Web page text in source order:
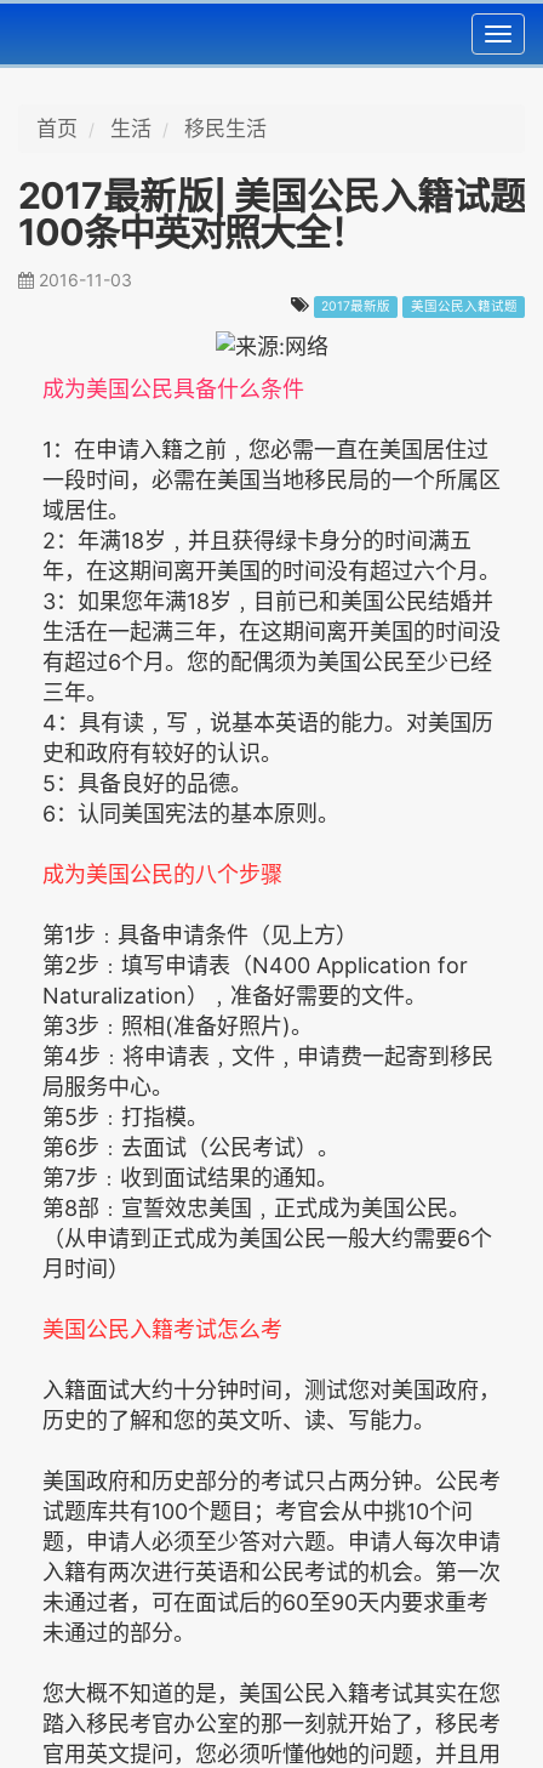
首页 生活 移民生活
2017最新版| 美国公民入籍试题
100条中英对照大全！
2016-11-03
2017最新版 美国公民入籍试题
成为美国公民具备什么条件
1：在申请入籍之前﹐您必需一直在美国居住过
一段时间，必需在美国当地移民局的一个所属区
域居住。
2：年满18岁﹐并且获得绿卡身分的时间满五
年，在这期间离开美国的时间没有超过六个月。
3：如果您年满18岁﹐目前已和美国公民结婚并
生活在一起满三年，在这期间离开美国的时间没
有超过6个月。您的配偶须为美国公民至少已经
三年。
4：具有读﹐写﹐说基本英语的能力。对美国历
史和政府有较好的认识。
5：具备良好的品德。
6：认同美国宪法的基本原则。
成为美国公民的八个步骤
第1步﹕具备申请条件（见上方）
第2步﹕填写申请表（N400 Application for
Naturalization）﹐准备好需要的文件。
第3步﹕照相(准备好照片)。
第4步﹕将申请表﹐文件﹐申请费一起寄到移民
局服务中心。
第5步﹕打指模。
第6步﹕去面试（公民考试）。
第7步﹕收到面试结果的通知。
第8部﹕宣誓效忠美国﹐正式成为美国公民。
（从申请到正式成为美国公民一般大约需要6个
月时间）
美国公民入籍考试怎么考
入籍面试大约十分钟时间，测试您对美国政府，
历史的了解和您的英文听、读、写能力。
美国政府和历史部分的考试只占两分钟。公民考
试题库共有100个题目；考官会从中挑10个问
题，申请人必须至少答对六题。申请人每次申请
入籍有两次进行英语和公民考试的机会。第一次
未通过者，可在面试后的60至90天内要求重考
未通过的部分。
您大概不知道的是，美国公民入籍考试其实在您
踏入移民考官办公室的那一刻就开始了，移民考
官用英文提问，您必须听懂他∕她的问题，并且用